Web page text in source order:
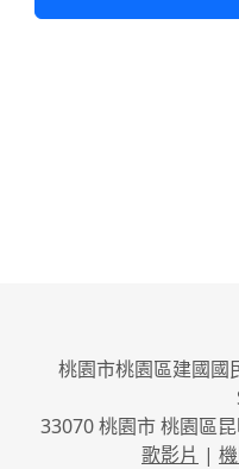
桃園市桃園區建國
33070 桃園市 桃園區
歌影片 |